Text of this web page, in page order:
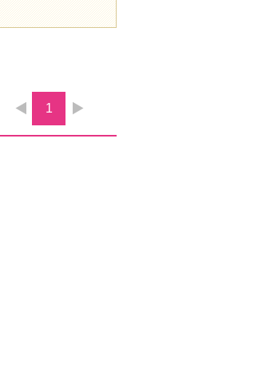
1